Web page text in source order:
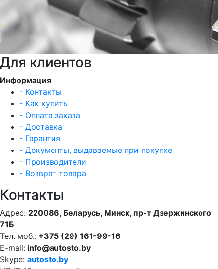
Для клиентов
Информация
- Контакты
- Как купить
- Оплата заказа
- Доставка
- Гарантия
- Документы, выдаваемые при покупке
- Производители
- Возврат товара
Контакты
Адрес: 220086, Беларусь, Минск, пр-т Дзержинского
71Б
Тел. моб.: +375 (29) 161-99-16
E-mail: info@autosto.by
Skype: autosto.by